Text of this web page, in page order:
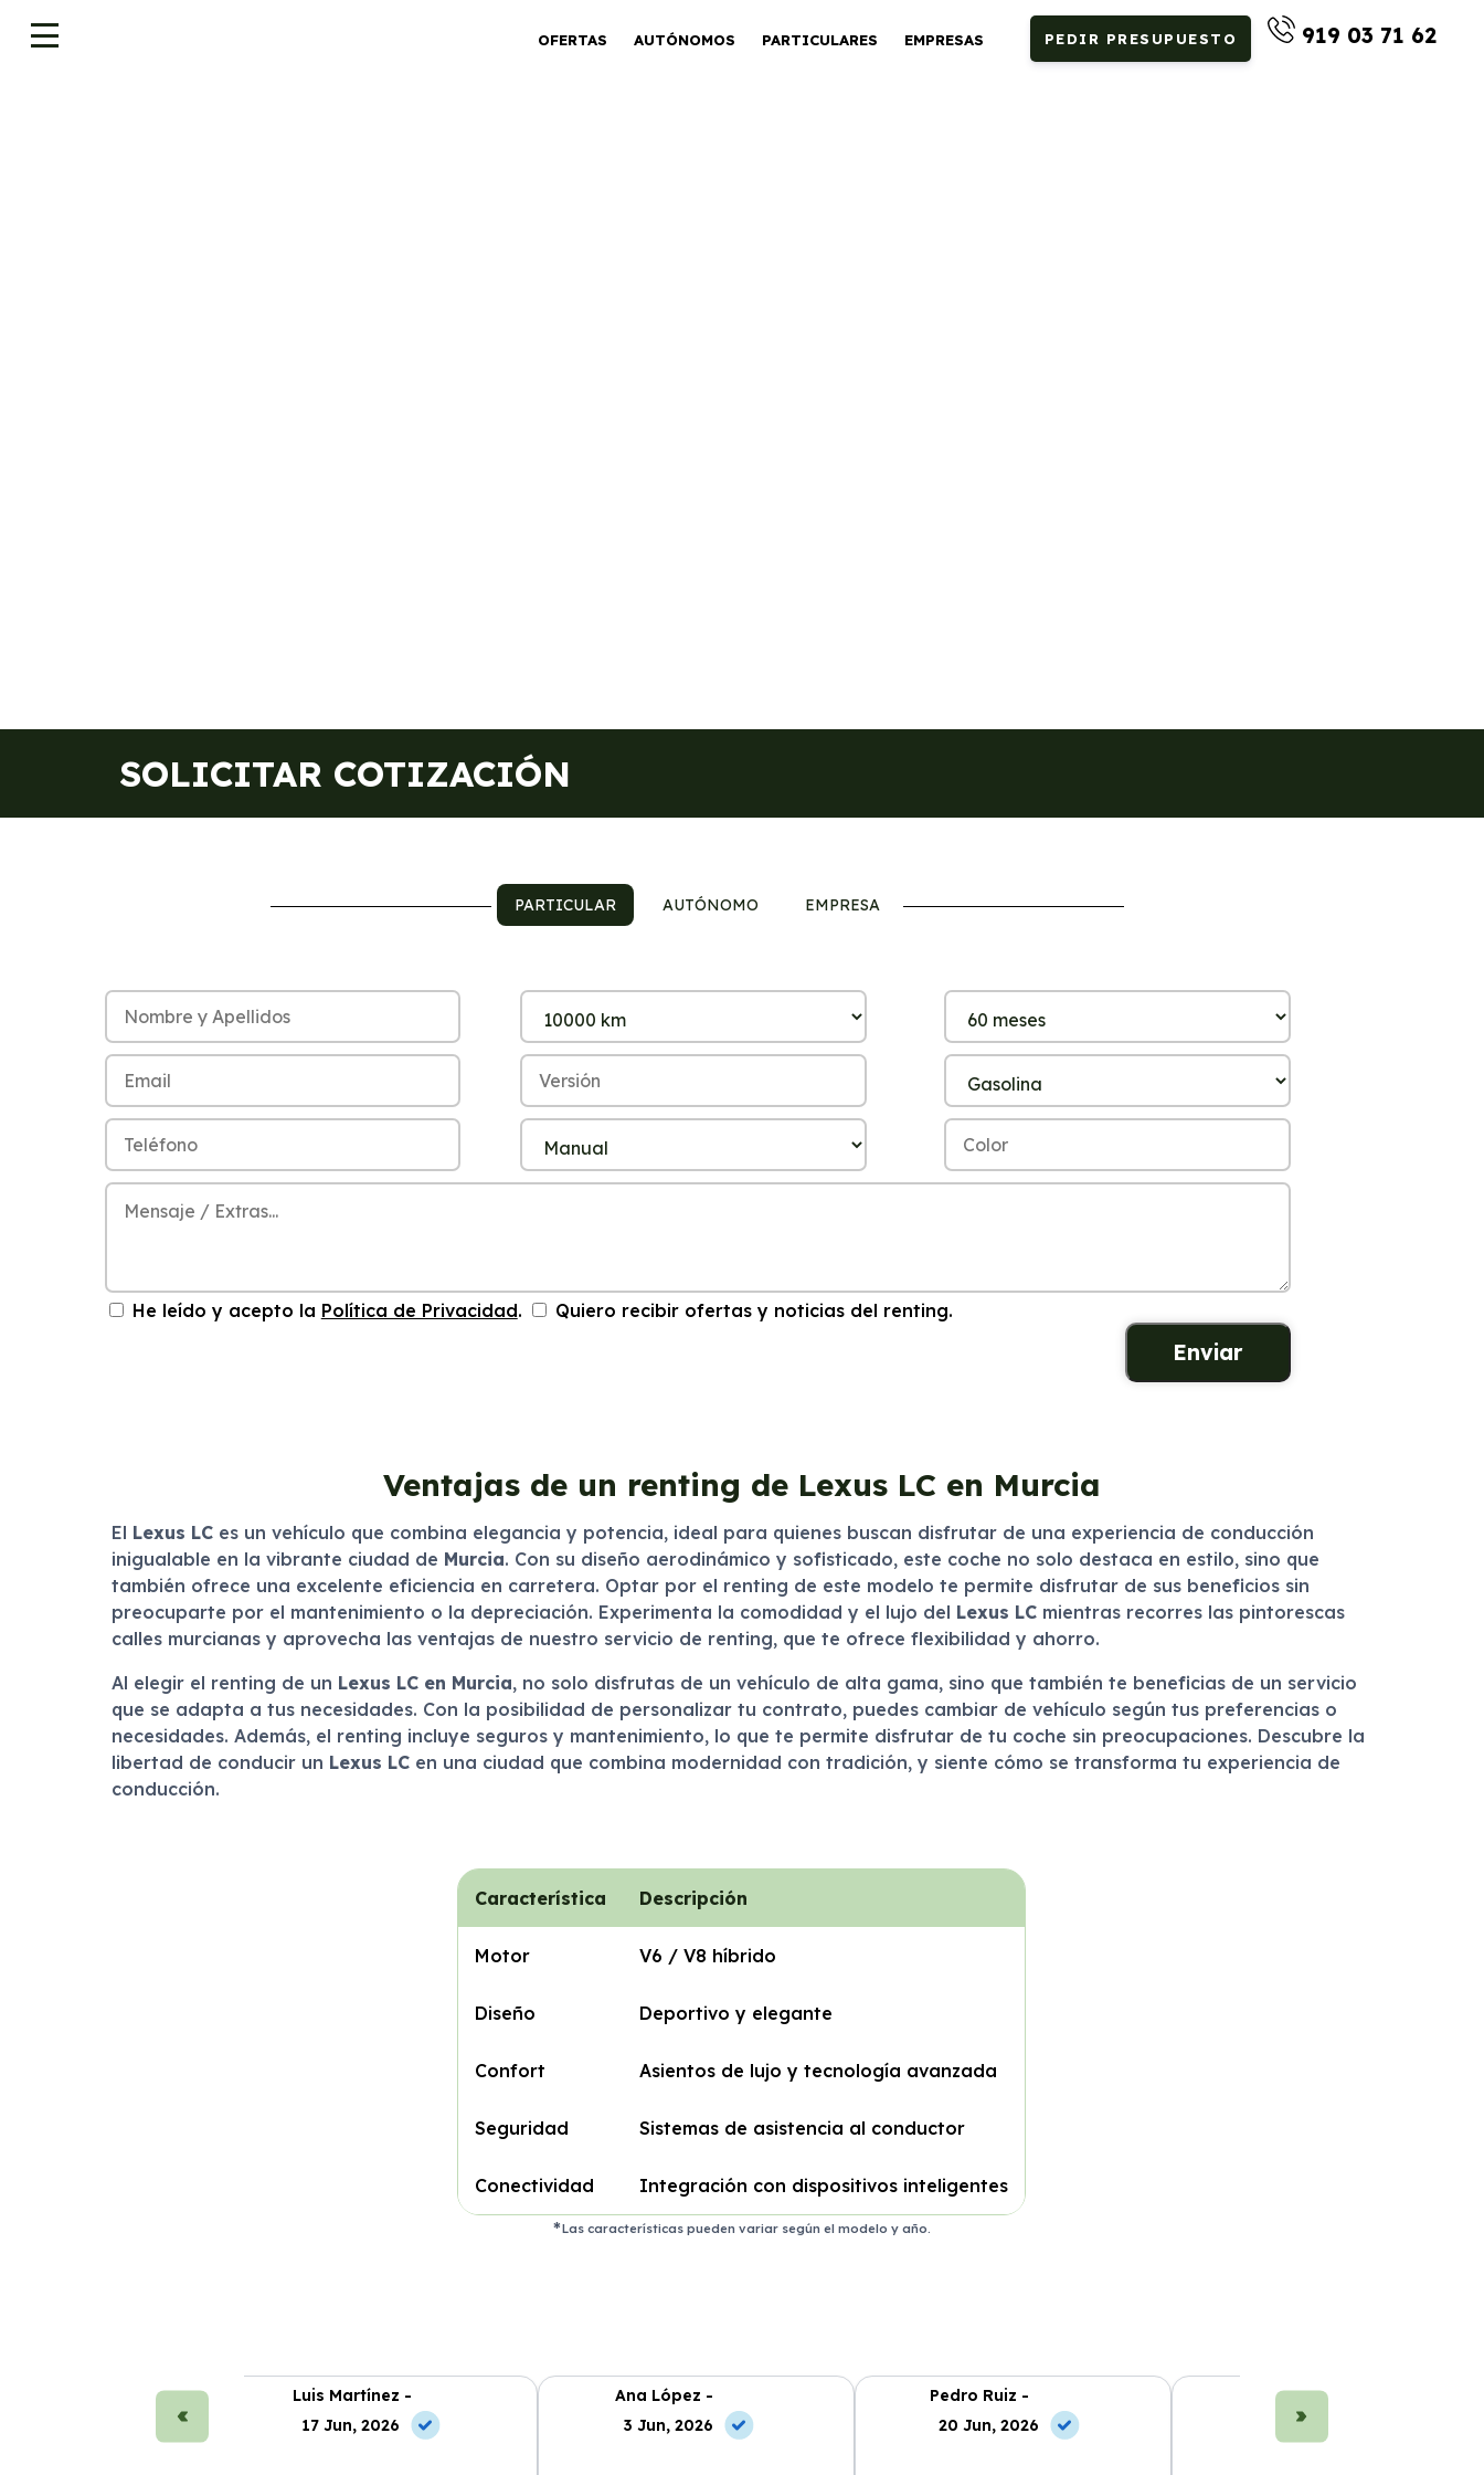
OFERTAS AUTÓNOMOS PARTICULARES EMPRESAS PEDIR PRESUPUESTO 919 03 71 62
SOLICITAR COTIZACIÓN
PARTICULAR AUTÓNOMO EMPRESA
He leído y acepto la Política de Privacidad. Quiero recibir ofertas y noticias del renting.
Ventajas de un renting de Lexus LC en Murcia
El Lexus LCes un vehículo que combina elegancia y potencia, ideal para quienes buscan disfrutar de una experiencia de conducción
inigualable en la vibrante ciudad de Murcia. Con su diseño aerodinámico y sofisticado, este coche no solo destaca en estilo, sino que
también ofrece una excelente eficiencia en carretera. Optar por el renting de este modelo te permite disfrutar de sus beneficios sin
preocuparte por el mantenimiento o la depreciación. Experimenta la comodidad y el lujo del Lexus LCmientras recorres las pintorescas
calles murcianas y aprovecha las ventajas de nuestro servicio de renting, que te ofrece flexibilidad y ahorro.
Al elegir el renting de un Lexus LC en Murcia, no solo disfrutas de un vehículo de alta gama, sino que también te beneficias de un servicio
que se adapta a tus necesidades. Con la posibilidad de personalizar tu contrato, puedes cambiar de vehículo según tus preferencias o
necesidades. Además, el renting incluye seguros y mantenimiento, lo que te permite disfrutar de tu coche sin preocupaciones. Descubre la
libertad de conducir un Lexus LCen una ciudad que combina modernidad con tradición, y siente cómo se transforma tu experiencia de
conducción.
Característica Descripción
Motor V6 / V8 híbrido
Diseño Deportivo y elegante
Confort Asientos de lujo y tecnología avanzada
Seguridad Sistemas de asistencia al conductor
Conectividad Integración con dispositivos inteligentes
Las características pueden variar según el modelo y año.
Luis Martínez -
17 Jun, 2026
Ana López -
3 Jun, 2026
Pedro Ruiz -
20 Jun, 2026
Marta Fernández -
10 Jun, 2026